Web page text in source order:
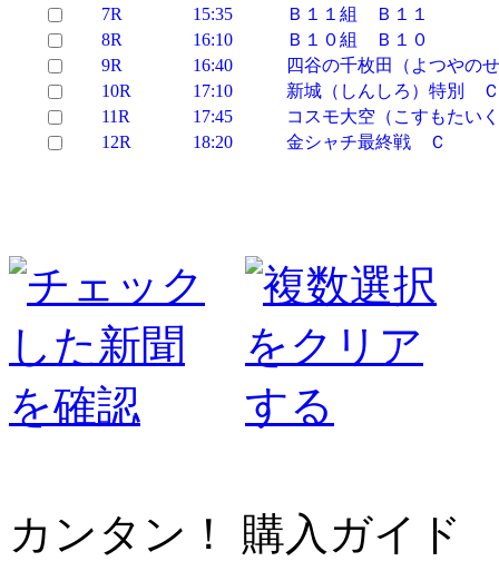
7R
15:35
Ｂ１１組 Ｂ１１
8R
16:10
Ｂ１０組 Ｂ１０
9R
16:40
四谷の千枚田（よつやの
10R
17:10
新城（しんしろ）特別
11R
17:45
コスモ大空（こすもたい
12R
18:20 金シャチ最終戦 Ｃ
カンタン！ 購入ガイド